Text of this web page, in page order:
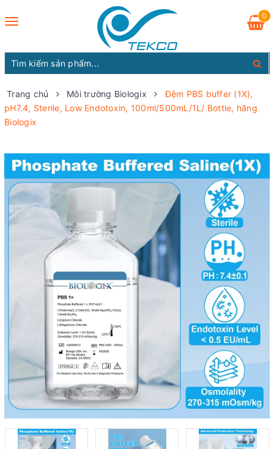
Toggle
0
Trang chủ Môi trường Biologix
Đệm PBS buffer (1X),
pH7.4, Sterile, Low Endotoxin, 100ml/500mL/1L/ Bottle, hãng
Biologix